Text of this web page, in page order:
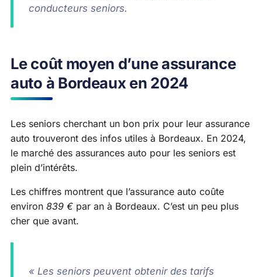
conducteurs seniors.
Le coût moyen d’une assurance
auto à Bordeaux en 2024
Les seniors cherchant un bon prix pour leur assurance
auto trouveront des infos utiles à Bordeaux. En 2024,
le marché des assurances auto pour les seniors est
plein d’intérêts.
Les chiffres montrent que l’assurance auto coûte
environ 839 € par an à Bordeaux. C’est un peu plus
cher que avant.
« Les seniors peuvent obtenir des tarifs